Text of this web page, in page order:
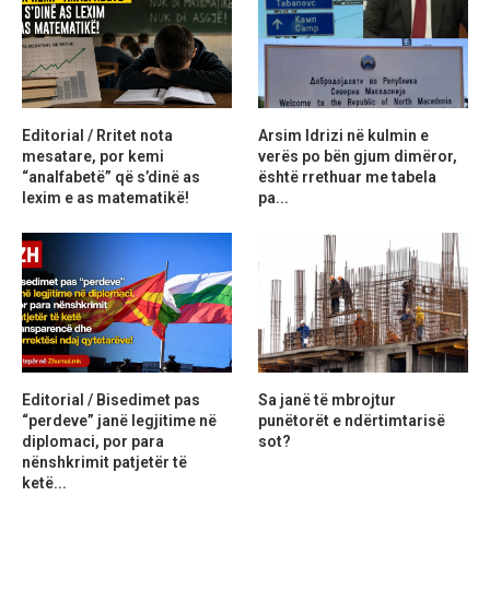
Editorial / Rritet nota
mesatare, por kemi
“analfabetë” që s’dinë as
lexim e as matematikë!
Arsim Idrizi në kulmin e
verës po bën gjum dimëror,
është rrethuar me tabela
pa...
Editorial / Bisedimet pas
“perdeve” janë legjitime në
diplomaci, por para
nënshkrimit patjetër të
ketë...
Sa janë të mbrojtur
punëtorët e ndërtimtarisë
sot?